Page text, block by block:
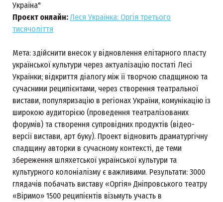
Україна"
Проєкт онлайн:Леся Українка: Оргія третього
тисячоліття
Мета: здійснити внесок у відновлення елітарного пласту
української культури через актуалізацію постаті Лесі
Українки; відкриття діалогу між її творчою спадщиною та
сучасними реципієнтами, через створення театральної
вистави, популяризацію в регіонах України, комунікацію із
широкою аудиторією (проведення театралізованих
форумів) та створення супровідних продуктів (відео-
версії вистави, арт буку). Проект відновить драматургічну
спадщину авторки в сучасному контексті, де теми
збереження шляхетської української культури та
культурного колоніалізму є важливими. Результати: 3000
глядачів побачать виставу «Оргія» Дніпровського театру
«Віримо» 1500 реципієнтів візьмуть участь в